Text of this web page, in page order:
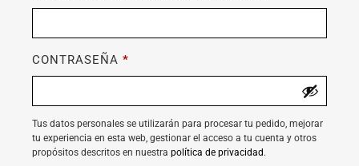
CONTRASEÑA *
Tus datos personales se utilizarán para procesar tu pedido, mejorar
tu experiencia en esta web, gestionar el acceso a tu cuenta y otros
propósitos descritos en nuestra política de privacidad .